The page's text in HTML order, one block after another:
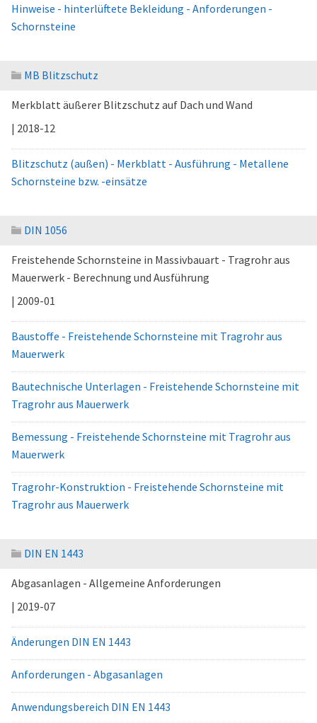
Hinweise - hinterlüftete Bekleidung - Anforderungen -
Schornsteine
MB Blitzschutz
Merkblatt äußerer Blitzschutz auf Dach und Wand
| 2018-12
Blitzschutz (außen) - Merkblatt - Ausführung - Metallene
Schornsteine bzw. -einsätze
DIN 1056
Freistehende Schornsteine in Massivbauart - Tragrohr aus
Mauerwerk - Berechnung und Ausführung
| 2009-01
Baustoffe - Freistehende Schornsteine mit Tragrohr aus
Mauerwerk
Bautechnische Unterlagen - Freistehende Schornsteine mit
Tragrohr aus Mauerwerk
Bemessung - Freistehende Schornsteine mit Tragrohr aus
Mauerwerk
Tragrohr-Konstruktion - Freistehende Schornsteine mit
Tragrohr aus Mauerwerk
DIN EN 1443
Abgasanlagen - Allgemeine Anforderungen
| 2019-07
Änderungen DIN EN 1443
Anforderungen - Abgasanlagen
Anwendungsbereich DIN EN 1443